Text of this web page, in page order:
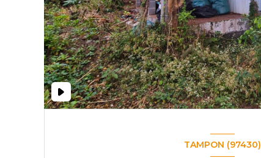
TAMPON (97430)